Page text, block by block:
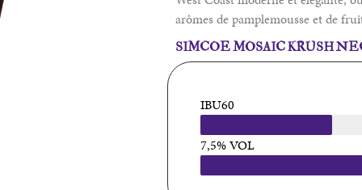
arômes de pamplemousse et de
SIMCOE MOSAIC KRUSH
IBU60
7,5% VOL